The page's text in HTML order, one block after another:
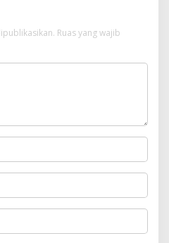
Ruas yang wajib